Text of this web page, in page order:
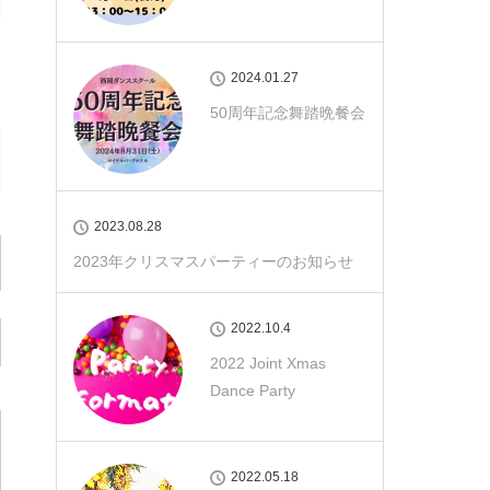
2024.01.27
50周年記念舞踏晩餐会
2023.08.28
2023年クリスマスパーティーのお知らせ
2022.10.4
2022 Joint Xmas
Dance Party
2022.05.18